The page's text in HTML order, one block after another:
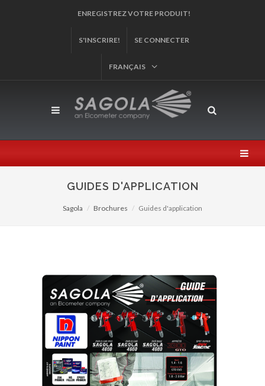
ET PARTICIPEZ À NOTRE TIRAGE AU SORT!
S'INSCRIRE! SE CONNECTER
FRANÇAIS
GUIDES D'APPLICATION
Sagola Brochures Guides d'application